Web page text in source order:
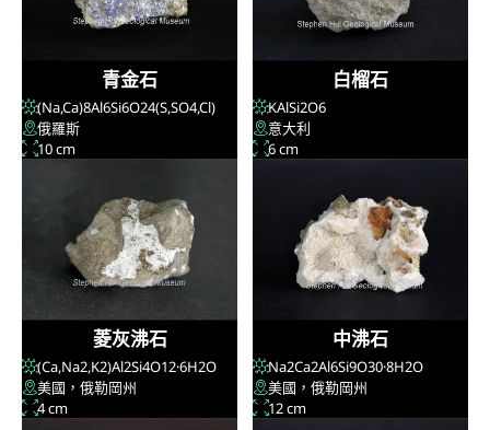
青金石
(Na,Ca)8Al6Si6O24(S,SO4,Cl)
俄羅斯
10 cm
白榴石
KAlSi2O6
意大利
6 cm
菱灰沸石
(Ca,Na2,K2)Al2Si4O12·6H2O
美國，俄勒岡州
4 cm
中沸石
Na2Ca2Al6Si9O30·8H2O
美國，俄勒岡州
12 cm